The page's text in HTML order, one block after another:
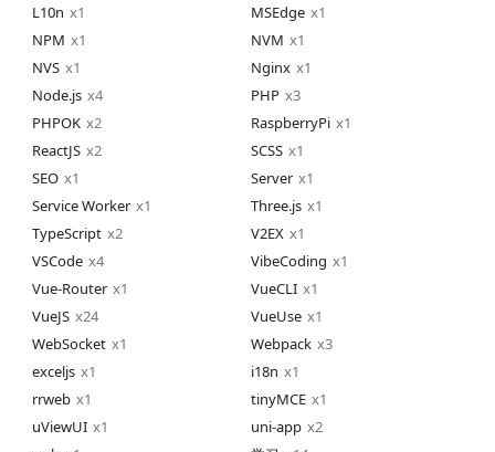
L10n
1 MSEdge
1
NPM
1 NVM
1
NVS
1 Nginx
1
Node.js
4 PHP
3
PHPOK
2 RaspberryPi
1
ReactJS
2 SCSS
1
SEO
1 Server
1
Service Worker
1 Three.js
1
TypeScript
2 V2EX
1
VSCode
4 VibeCoding
1
Vue-Router
1 VueCLI
1
VueJS
24 VueUse
1
WebSocket
1 Webpack
3
exceljs
1 i18n
1
rrweb
1 tinyMCE
1
uViewUI
1 uni-app
2